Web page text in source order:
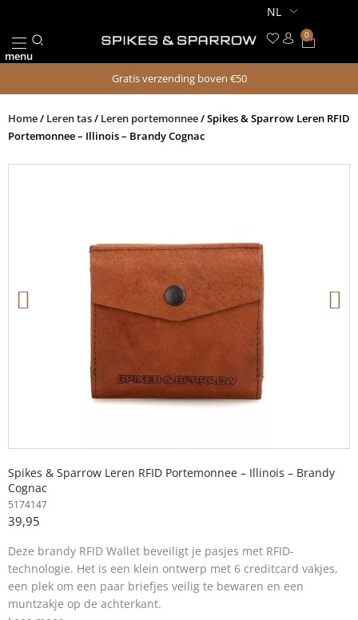
de
inhoud
menu
0
Gratis verzending boven €50
Home/ Leren tas/ Leren portemonnee/ Spikes & Sparrow Leren RFID
Portemonnee – Illinois – Brandy Cognac
Spikes & Sparrow Leren RFID Portemonnee – Illinois – Brandy
Cognac
5174147
39,95
Deze brandy RFID Wallet beveiligt je pasjes met RFID-
technologie. Het is een klein ontwerp met 6 creditcard vakjes,
een plek om een paar briefjes veilig te bewaren en een
muntzakje op de achterkant.